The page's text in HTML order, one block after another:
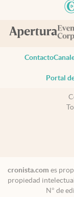
Contacto
Portal
cronista.com es
propiedad
N° de